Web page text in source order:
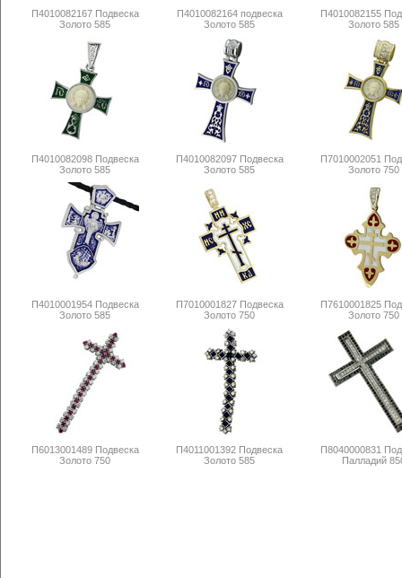
П4010082167 Подвеска
Золото 585
П4010082164 подвеска
Золото 585
П4010082155
Золото 585
П4010082098 Подвеска
Золото 585
П4010082097 Подвеска
Золото 585
П7010002051
Золото 750
П4010001954 Подвеска
Золото 585
П7010001827 Подвеска
Золото 750
П7610001825
Золото 750
П6013001489 Подвеска
Золото 750
П4011001392 Подвеска
Золото 585
П8040000831
Палладий